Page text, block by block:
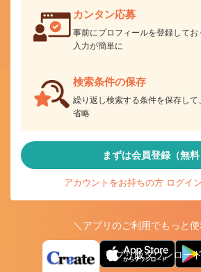
カンタン応募
事前にプロフィールを登録して
入力が簡単に
検索条件の保存
繰り返し検索する条件を保存して
省略
まずは会員登録（無料
アカウントをお持ちの方 ログイ
＼アプリのご利用でもっと
アプリ版ダウンロー